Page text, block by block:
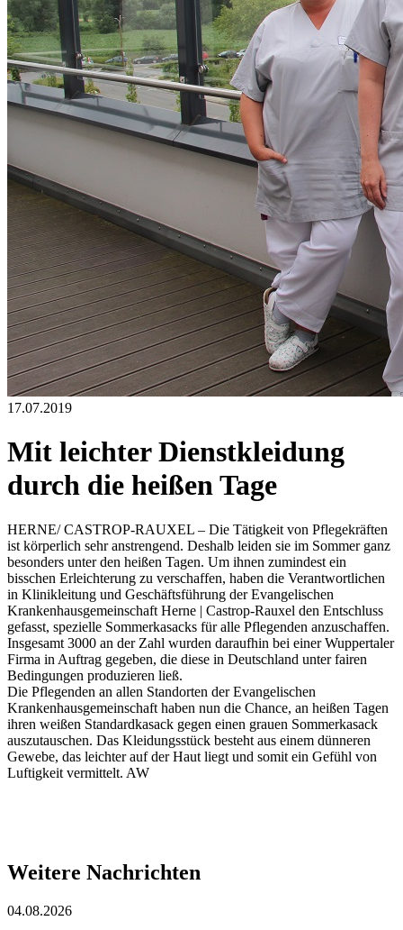
17.07.2019
Mit leichter Dienstkleidung
durch die heißen Tage
HERNE/ CASTROP-RAUXEL – Die Tätigkeit von Pflegekräften
ist körperlich sehr anstrengend. Deshalb leiden sie im Sommer ganz
besonders unter den heißen Tagen. Um ihnen zumindest ein
bisschen Erleichterung zu verschaffen, haben die Verantwortlichen
in Klinikleitung und Geschäftsführung der Evangelischen
Krankenhausgemeinschaft Herne | Castrop-Rauxel den Entschluss
gefasst, spezielle Sommerkasacks für alle Pflegenden anzuschaffen.
Insgesamt 3000 an der Zahl wurden daraufhin bei einer Wuppertaler
Firma in Auftrag gegeben, die diese in Deutschland unter fairen
Bedingungen produzieren ließ.
Die Pflegenden an allen Standorten der Evangelischen
Krankenhausgemeinschaft haben nun die Chance, an heißen Tagen
ihren weißen Standardkasack gegen einen grauen Sommerkasack
auszutauschen. Das Kleidungsstück besteht aus einem dünneren
Gewebe, das leichter auf der Haut liegt und somit ein Gefühl von
Luftigkeit vermittelt. AW
Weitere Nachrichten
04.08.2026